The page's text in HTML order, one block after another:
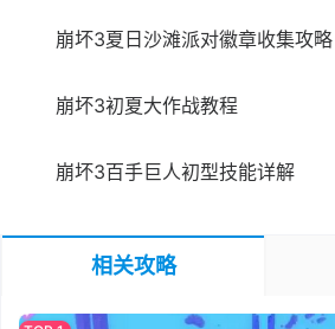
崩坏3夏日沙滩派对徽章收集攻略
崩坏3初夏大作战教程
崩坏3百手巨人初型技能详解
相关攻略